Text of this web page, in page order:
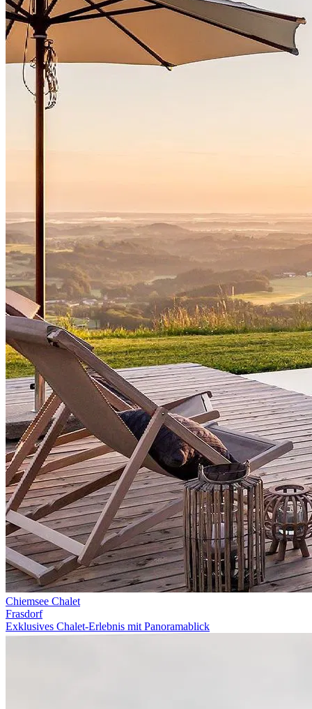
Chiemsee Chalet
Frasdorf
Exklusives Chalet-Erlebnis mit Panoramablick